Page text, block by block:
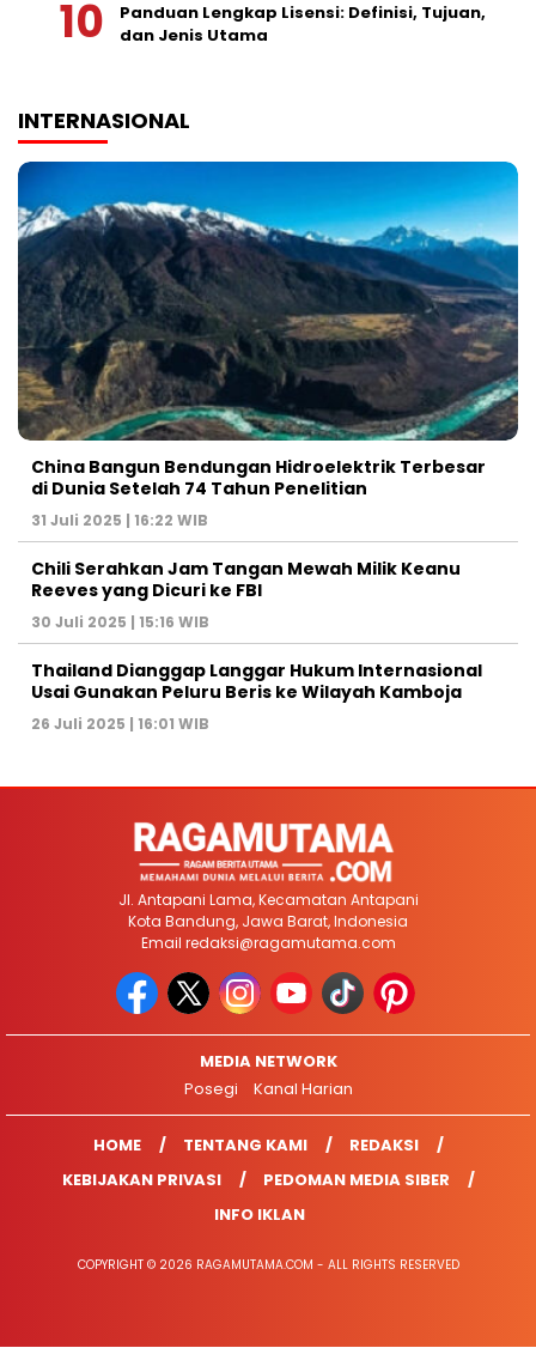
Panduan Lengkap Lisensi: Definisi, Tujuan,
dan Jenis Utama
INTERNASIONAL
China Bangun Bendungan Hidroelektrik Terbesar
di Dunia Setelah 74 Tahun Penelitian
31 Juli 2025 | 16:22 WIB
Chili Serahkan Jam Tangan Mewah Milik Keanu
Reeves yang Dicuri ke FBI
30 Juli 2025 | 15:16 WIB
Thailand Dianggap Langgar Hukum Internasional
Usai Gunakan Peluru Beris ke Wilayah Kamboja
26 Juli 2025 | 16:01 WIB
Jl. Antapani Lama, Kecamatan Antapani
Kota Bandung, Jawa Barat, Indonesia
Email redaksi@ragamutama.com
MEDIA NETWORK
Posegi
Kanal Harian
HOME TENTANG KAMI
REDAKSI
KEBIJAKAN PRIVASI
PEDOMAN MEDIA SIBER
INFO IKLAN
COPYRIGHT © 2026 RAGAMUTAMA.COM - ALL RIGHTS RESERVED